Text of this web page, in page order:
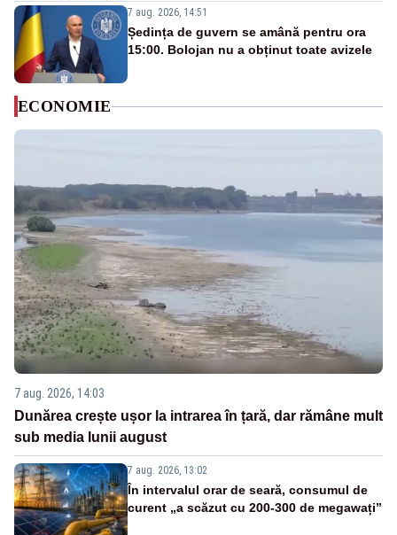
7 aug. 2026, 14:51
Ședința de guvern se amână pentru ora
15:00. Bolojan nu a obținut toate avizele
ECONOMIE
7 aug. 2026, 14:03
Dunărea crește ușor la intrarea în țară, dar rămâne mult
sub media lunii august
7 aug. 2026, 13:02
În intervalul orar de seară, consumul de
curent „a scăzut cu 200-300 de megawați”